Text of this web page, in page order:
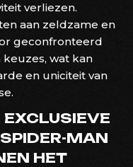
verliezen.
aan zeldzame en
geconfronteerd
wat kan
en uniciteit van
EXCLUSIEVE
MAN
HET